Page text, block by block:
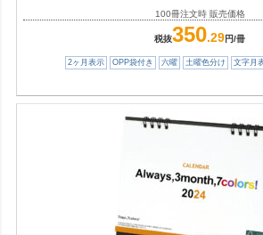
100冊注文時 販売価格
税抜350.29円/冊
2ヶ月表示 OPP袋付き 六曜 土曜色分け 文字月